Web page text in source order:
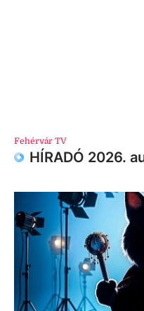
Fehérvár TV
HÍRADÓ 2026.